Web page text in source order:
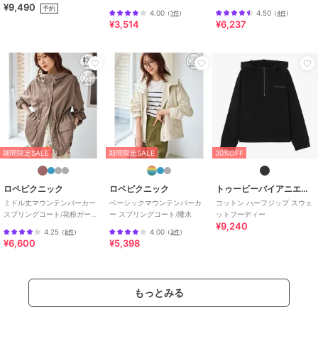
¥9,490 予約
4.00 （1件）
¥3,514
4.50（4件）
¥6,237
期間限定SALE
ロペピクニック
ミドル丈マウンテンパーカー
スプリングコート/花粉ガー
4.25 （8件）
¥6,600
期間限定SALE
ロペピクニック
ベーシックマウンテンパーカ
ー スプリングコート/撥水
4.00 （3件）
¥5,398
30%OFF
トゥービーバイアニエスベー
コットン ハーフジップ スウェ
ットフーディー
¥9,240
もっとみる